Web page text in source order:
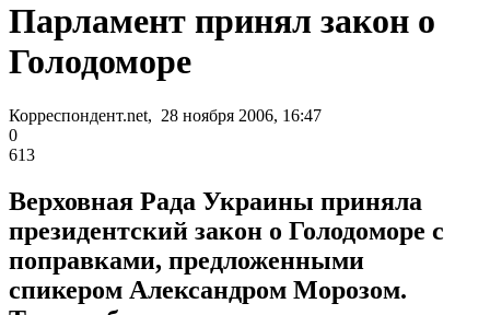
Парламент принял закон о
Голодоморе
Корреспондент.net, 28 ноября 2006, 16:47
0
613
Верховная Рада Украины приняла
президентский закон о Голодоморе с
поправками, предложенными
спикером Александром Морозом.